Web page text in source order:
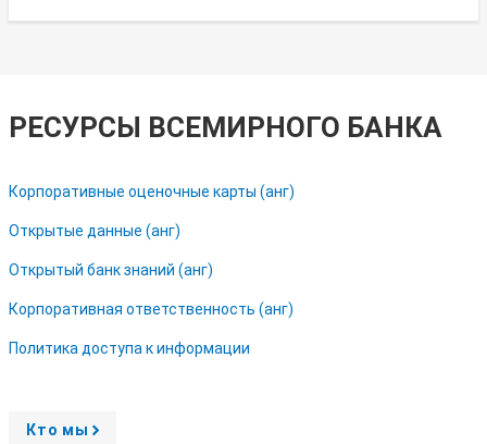
РЕСУРСЫ ВСЕМИРНОГО БАНКА
Корпоративные оценочные карты (анг)
Открытые данные (анг)
Открытый банк знаний (анг)
Корпоративная ответственность (анг)
Политика доступа к информации
Кто мы
A